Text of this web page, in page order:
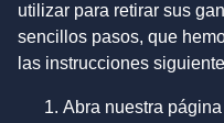
utilizar para retirar sus
sencillos pasos, que
las instrucciones
Abra nuestra